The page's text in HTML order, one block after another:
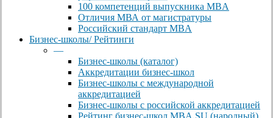
100 компетенций выпускника MBA
Отличия МВА от магистратуры
Российский стандарт MBA
Бизнес-школы/ Рейтинги
—
Бизнес-школы (каталог)
Аккредитации бизнес-школ
Бизнес-школы с международной
аккредитацией
Бизнес-школы с российской аккредитацией